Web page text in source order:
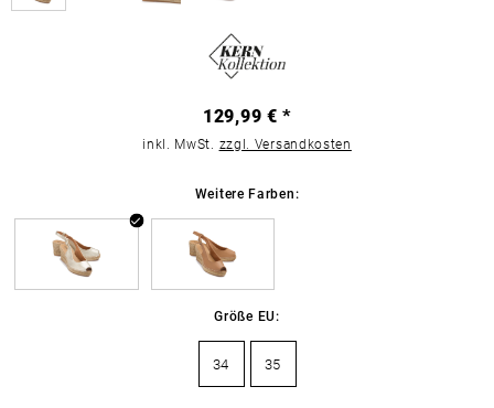
129,99 € *
inkl. MwSt. zzgl. Versandkosten
Weitere Farben:
Größe EU:
34 35